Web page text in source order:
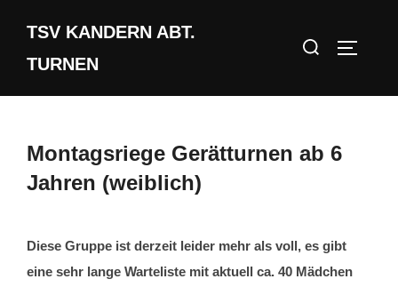
Inhalt
springen
TSV KANDERN ABT.
TURNEN
Suchen
Montagsriege Gerätturnen ab 6
Jahren (weiblich)
Diese Gruppe ist derzeit leider mehr als voll, es gibt
eine sehr lange Warteliste mit aktuell ca. 40 Mädchen